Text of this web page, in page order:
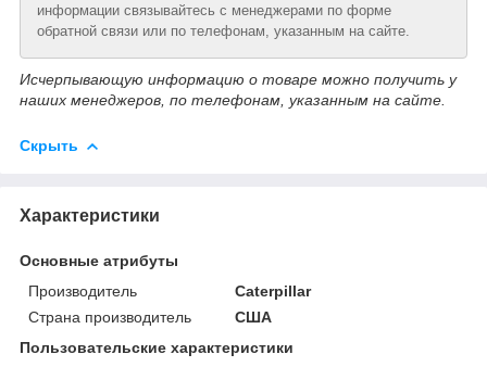
информации связывайтесь с менеджерами по форме
обратной связи или по телефонам, указанным на сайте.
Исчерпывающую информацию о товаре можно получить у
наших менеджеров, по телефонам, указанным на сайте.
Скрыть
Характеристики
Основные атрибуты
Производитель
Caterpillar
Страна производитель
США
Пользовательские характеристики